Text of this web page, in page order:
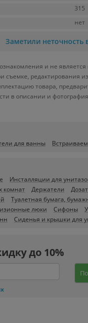
315
нет
Заметили неточность
и не
съемке,
товара,
в описании и
для ванны
Инсталляции для
комнат Держатели
Туалетная бумага,
люки Сифоны
Сиденья и крышки для
до 10%